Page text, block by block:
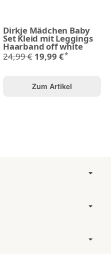
Dirkje Mädchen Baby
Set Kleid mit Leggings
Haarband off white
24,99 € 19,99 €*
Zum Artikel